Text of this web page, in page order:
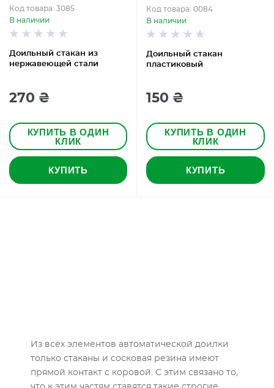
Доильный стакан из
нержавеющей стали
Код товара: 3085
В наличии
270 ₴
КУПИТЬ В ОДИН
КЛИК
КУПИТЬ
Доильный стакан
пластиковый
Код товара: 0084
В наличии
150 ₴
КУПИТЬ В ОДИН
КЛИК
КУПИТЬ
Из всех элементов автоматической доилки
только стаканы и сосковая резина имеют
прямой контакт с коровой. С этим связано то,